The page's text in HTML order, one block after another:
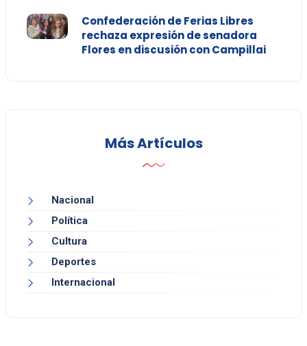
Confederación de Ferias Libres
rechaza expresión de senadora
Flores en discusión con Campillai
Más Artículos
Nacional
Política
Cultura
Deportes
Internacional